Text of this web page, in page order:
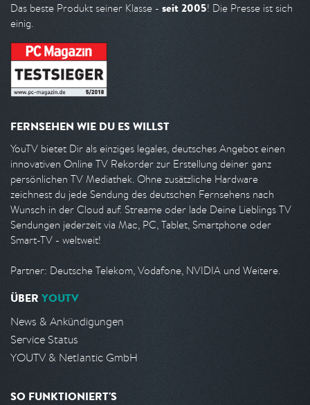
Das beste Produkt seiner Klasse - seit 2005! Die Presse ist sich
einig.
FERNSEHEN WIE DU ES WILLST
YouTV bietet Dir als einziges legales, deutsches Angebot einen
innovativen Online TV Rekorder zur Erstellung deiner ganz
persönlichen TV Mediathek. Ohne zusätzliche Hardware
zeichnest du jede Sendung des deutschen Fernsehens nach
Wunsch in der Cloud auf. Streame oder lade Deine Lieblings TV
Sendungen jederzeit via Mac, PC, Tablet, Smartphone oder
Smart-TV - weltweit!
Partner: Deutsche Telekom, Vodafone, NVIDIA und Weitere.
ÜBER YOUTV
News & Ankündigungen
Service Status
YOUTV & Netlantic GmbH
SO FUNKTIONIERT'S